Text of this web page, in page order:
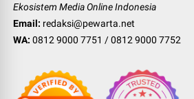
Ekosistem Media Online Indonesia
Email: redaksi@pewarta.net
WA: 0812 9000 7751 /0812 9000 7752